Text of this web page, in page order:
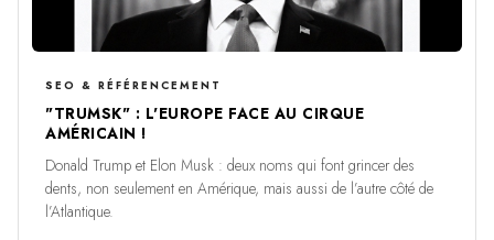
SEO & RÉFÉRENCEMENT
"TRUMSK" : L'EUROPE FACE AU CIRQUE
AMÉRICAIN !
Donald Trump et Elon Musk : deux noms qui font grincer des
dents, non seulement en Amérique, mais aussi de l’autre côté de
l’Atlantique.